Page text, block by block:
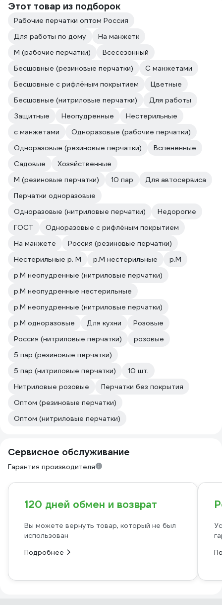
Этот товар из подборок
Рабочие перчатки оптом Россия
Для работы по дому
На манжетк
M (рабочие перчатки)
Всесезонный
Бесшовные (резиновые перчатки)
С манжетами
Бесшовные с рифлёным покрытием
Цветные
Бесшовные (нитриловые перчатки)
Для работы
Защитные
Неопудренные
Нестерильные
с манжетами
Одноразовые (рабочие перчатки)
Одноразовые (резиновые перчатки)
Вспененные
Садовые
Хозяйственные
M (резиновые перчатки)
10 пар
Для автосервиса
Перчатки одноразовые
Одноразовые (нитриловые перчатки)
Недорогие
ГОСТ
Одноразовые с рифлёным покрытием
На манжете
Россия (резиновые перчатки)
Нестерильные р. M
р.М нестерильные
р.М
р.М неопудренные (нитриловые перчатки)
р.М неопудренные нестерильные
р.М неопудренные (нитриловые перчатки)
р.М одноразовые
Для кухни
Розовые
Россия (нитриловые перчатки)
розовые
5 пар (резиновые перчатки)
5 пар (нитриловые перчатки)
10 шт.
Нитриловые розовые
Перчатки без покрытия
Оптом (резиновые перчатки)
Оптом (нитриловые перчатки)
Сервисное обслуживание
Гарантия производителя
120 дней обмен и возврат
Вы можете вернуть товар, который не был
использован
Подробнее